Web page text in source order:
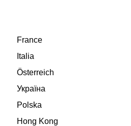
France
Italia
Österreich
Україна
Polska
Hong Kong